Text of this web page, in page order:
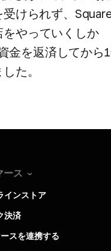
けられず、​
やっていくしか​
を​返済してから​1
た。
ース
インストア
決済
スを連携する